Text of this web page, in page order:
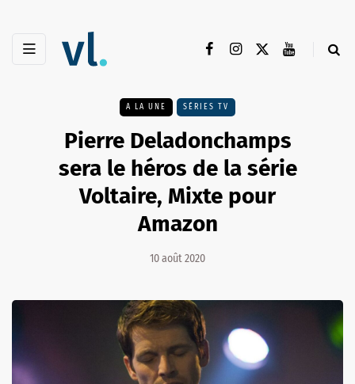
A LA UNE SÉRIES TV
Pierre Deladonchamps
sera le héros de la série
Voltaire, Mixte pour
Amazon
10 août 2020